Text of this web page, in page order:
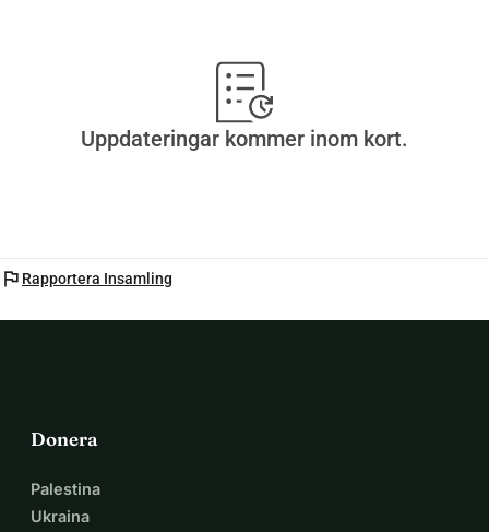
Uppdateringar kommer inom kort.
flag Rapportera Insamling
Donera
Palestina
Ukraina